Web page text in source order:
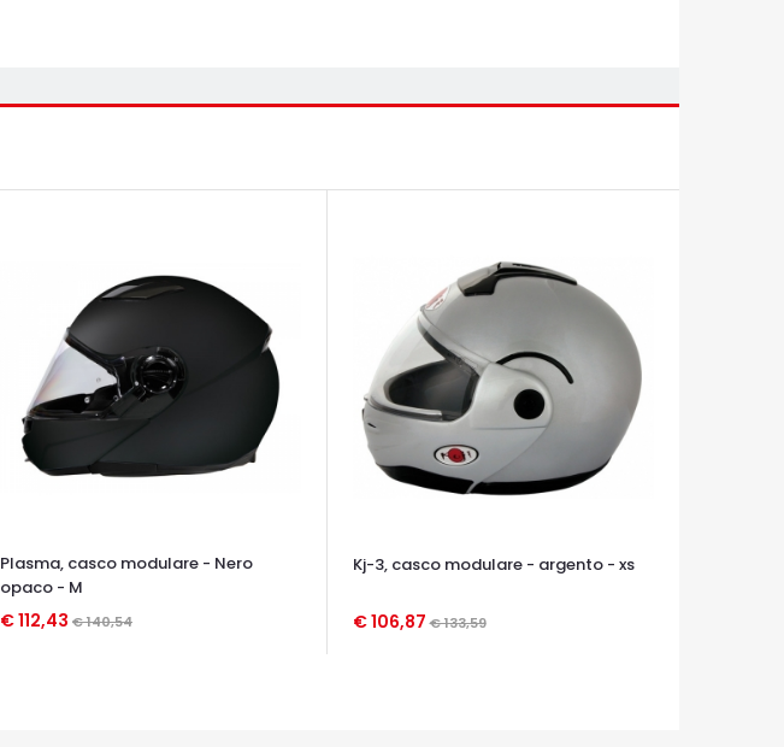
Plasma, casco modulare - Nero
opaco - M
€ 112,43 € 140,54
Kj-3, casco modulare - argento - xs
€ 106,87€ 133,59